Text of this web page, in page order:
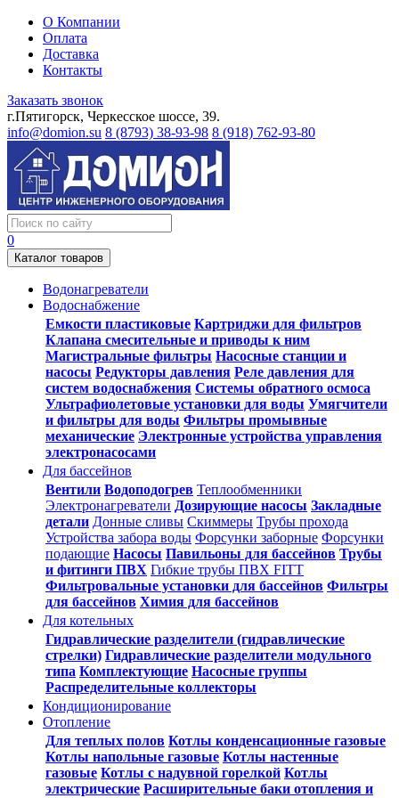
О Компании
Оплата
Доставка
Контакты
Заказать звонок
г.Пятигорск, Черкесское шоссе, 39.
info@domion.su 8 (8793) 38-93-98 8 (918) 762-93-80
0
Каталог товаров
Водонагреватели
Водоснабжение
Емкости пластиковые Картриджи для фильтров
Клапана смесительные и приводы к ним
Магистральные фильтры Насосные станции и
насосы Редукторы давления Реле давления для
систем водоснабжения Системы обратного осмоса
Ультрафиолетовые установки для воды Умягчители
и фильтры для воды Фильтры промывные
механические Электронные устройства управления
электронасосами
Для бассейнов
Вентили Водоподогрев Теплообменники
Электронагреватели Дозирующие насосы Закладные
детали Донные сливы Скиммеры Трубы прохода
Устройства забора воды Форсунки заборные Форсунки
подающие Насосы Павильоны для бассейнов Трубы
и фитинги ПВХ Гибкие трубы ПВХ FITT
Фильтровальные установки для бассейнов Фильтры
для бассейнов Химия для бассейнов
Для котельных
Гидравлические разделители (гидравлические
стрелки) Гидравлические разделители модульного
типа Комплектующие Насосные группы
Распределительные коллекторы
Кондиционирование
Отопление
Для теплых полов Котлы конденсационные газовые
Котлы напольные газовые Котлы настенные
газовые Котлы с надувной горелкой Котлы
электрические Расширительные баки отопления и